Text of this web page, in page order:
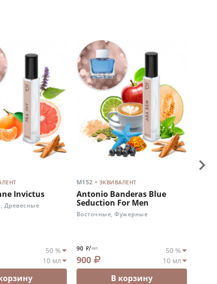
Invictus
Древесные
M152 . ЭКВИВАЛЕНТ
Antonio Banderas Blue
Seduction For Men
Восточные, Фужерные
90 /мл
900
В корзину